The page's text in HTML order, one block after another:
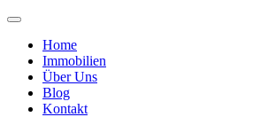
Home
Immobilien
Über Uns
Blog
Kontakt